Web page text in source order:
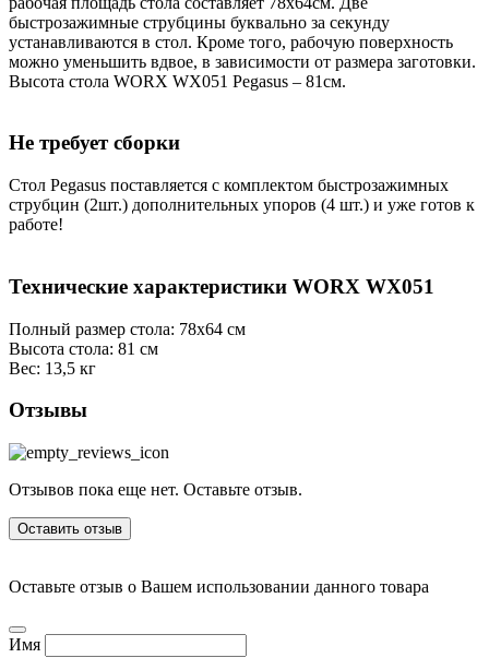
быстрозажимные струбцины буквально за секунду
устанавливаются в стол. Кроме того, рабочую поверхность
можно уменьшить вдвое, в зависимости от размера заготовки.
Высота стола WORX WX051 Pegasus – 81см.
Не требует сборки
Стол Pegasus поставляется с комплектом быстрозажимных
струбцин (2шт.) дополнительных упоров (4 шт.) и уже готов к
работе!
Технические характеристики WORX WX051
Полный размер стола: 78х64 см
Высота стола: 81 см
Вес: 13,5 кг
Отзывы
Отзывов пока еще нет. Оставьте отзыв.
Оставить отзыв
Оставьте отзыв о Вашем использовании данного товара
Имя